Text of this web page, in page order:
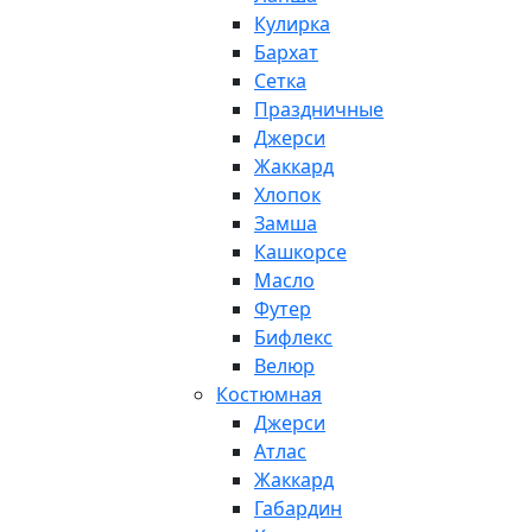
Кулирка
Бархат
Сетка
Праздничные
Джерси
Жаккард
Хлопок
Замша
Кашкорсе
Масло
Футер
Бифлекс
Велюр
Костюмная
Джерси
Атлас
Жаккард
Габардин